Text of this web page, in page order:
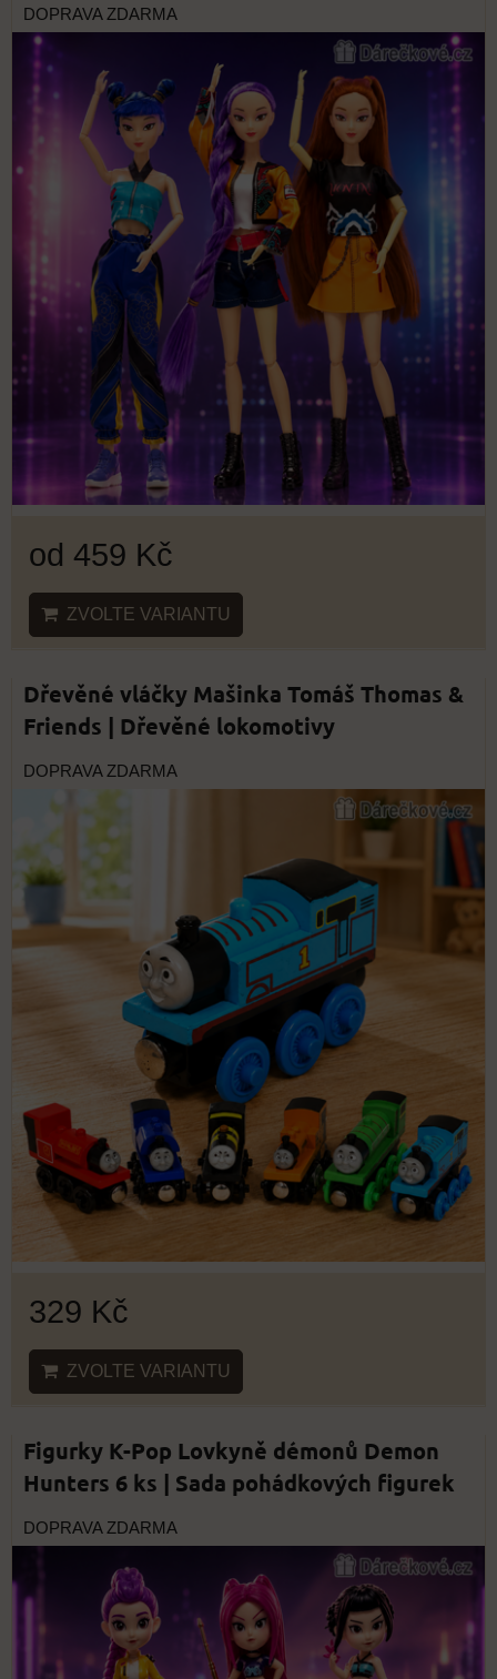
DOPRAVA ZDARMA
od 459 Kč
ZVOLTE VARIANTU
Dřevěné vláčky Mašinka Tomáš Thomas &
Friends | Dřevěné lokomotivy
DOPRAVA ZDARMA
329 Kč
ZVOLTE VARIANTU
Figurky K-Pop Lovkyně démonů Demon
Hunters 6 ks | Sada pohádkových figurek
DOPRAVA ZDARMA